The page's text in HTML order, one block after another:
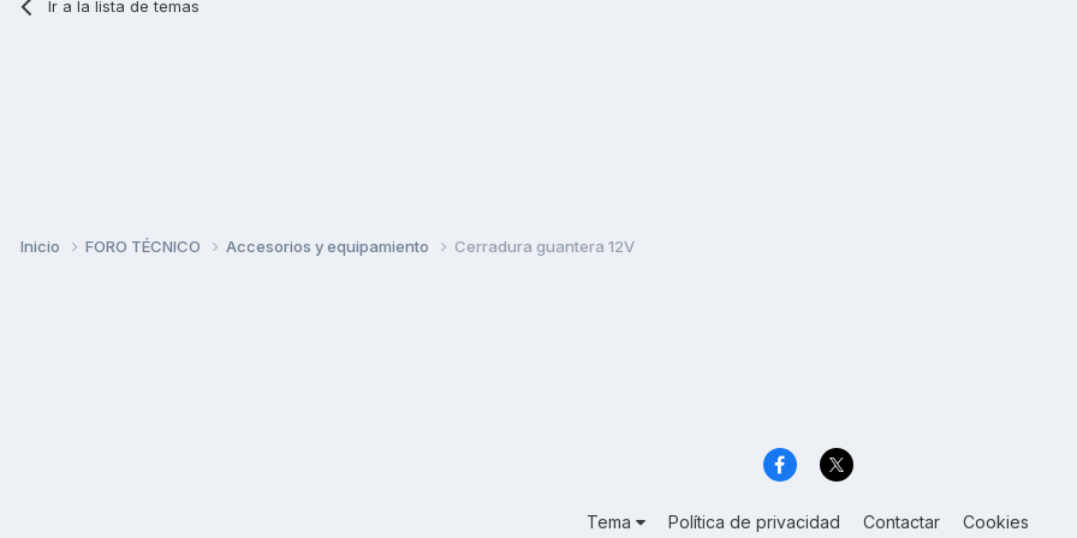
Ir a la lista de temas
Inicio FORO TÉCNICO Accesorios y equipamiento Cerradura guantera 12V
Tema Política de privacidad Contactar Cookies